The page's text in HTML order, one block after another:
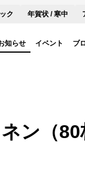
ク 年賀状 / 寒中
知らせ イベント ブ
ン（